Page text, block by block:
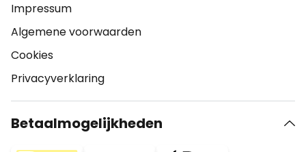
Impressum
Algemene voorwaarden
Cookies
Privacyverklaring
Betaalmogelijkheden